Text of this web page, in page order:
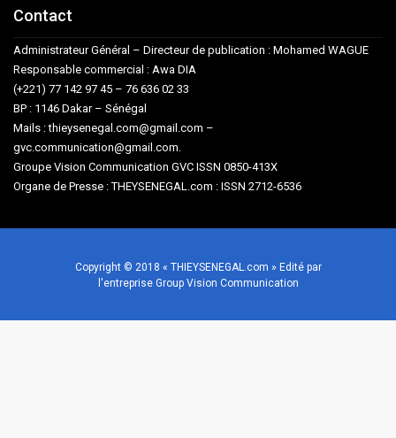
Contact
Administrateur Général – Directeur de publication : Mohamed WAGUE
Responsable commercial : Awa DIA
(+221) 77 142 97 45 – 76 636 02 33
BP : 1146 Dakar – Sénégal
Mails : thieysenegal.com@gmail.com –
gvc.communication@gmail.com.
Groupe Vision Communication GVC ISSN 0850-413X
Organe de Presse : THEYSENEGAL.com : ISSN 2712-6536
Copyright © 2018 « THIEYSENEGAL.com » Edité par
l'entreprise Group Vision Communication